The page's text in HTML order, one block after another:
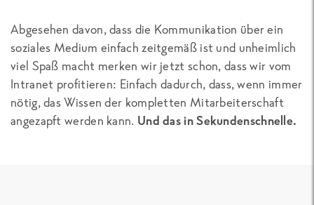
Abgesehen davon, dass die Kommunikation über ein
soziales Medium einfach zeitgemäß ist und unheimlich
viel Spaß macht merken wir jetzt schon, dass wir vom
Intranet profitieren: Einfach dadurch, dass, wenn immer
nötig, das Wissen der kompletten Mitarbeiterschaft
angezapft werden kann. Und das in Sekundenschnelle.